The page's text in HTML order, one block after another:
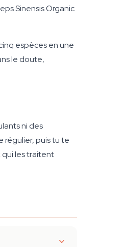
Sinensis Organic
espèces en une
le doute,
ni des
régulier, puis tu te
qui les traitent